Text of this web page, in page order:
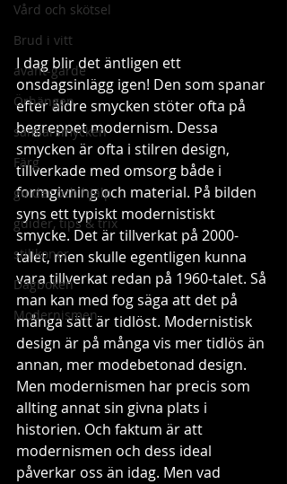
Vård och skötsel
Brud i vitt
avant-garde
Örhängen
samlarsmycken
Färg
guider och hjälp
guider, tips & trix
stilikoner
Dagboken
Modernismen
I dag blir det äntligen ett
onsdagsinlägg igen! Den som spanar
efter äldre smycken stöter ofta på
begreppet modernism. Dessa
smycken är ofta i stilren design,
tillverkade med omsorg både i
formgivning och material. På bilden
syns ett typiskt modernistiskt
smycke. Det är tillverkat på 2000-
talet, men skulle egentligen kunna
vara tillverkat redan på 1960-talet. Så
man kan med fog säga att det på
många sätt är tidlöst. Modernistisk
design är på många vis mer tidlös än
annan, mer modebetonad design.
Men modernismen har precis som
allting annat sin givna plats i
historien. Och faktum är att
modernismen och dess ideal
påverkar oss än idag. Men vad